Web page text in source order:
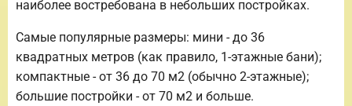
наиболее востребована в небольших постройках.
Самые популярные размеры: мини - до 36
квадратных метров (как правило, 1-этажные бани);
компактные - от 36 до 70 м2 (обычно 2-этажные);
большие постройки - от 70 м2 и больше.